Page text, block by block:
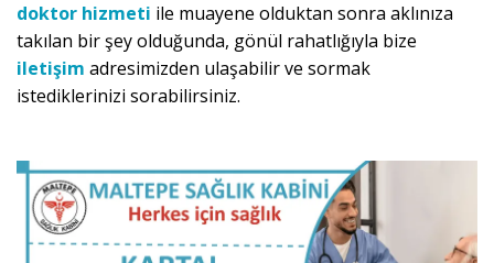
doktor hizmeti ile muayene olduktan sonra aklınıza
takılan bir şey olduğunda, gönül rahatlığıyla bize
iletişim adresimizden ulaşabilir ve sormak
istediklerinizi sorabilirsiniz.